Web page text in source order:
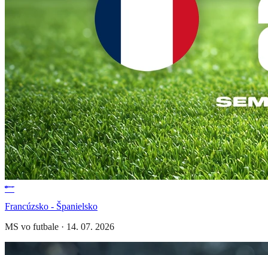
Francúzsko - Španielsko
MS vo futbale · 14. 07. 2026